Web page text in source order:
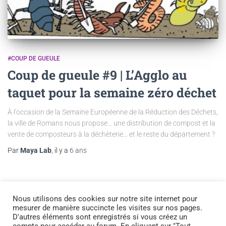
#COUP DE GUEULE
Coup de gueule #9 | L’Agglo au
taquet pour la semaine zéro déchet
À l’occasion de la Semaine Européenne de la Réduction des Déchets,
la ville de Romans nous propose… une distribution de compost et la
vente de composteurs à la déchèterie… et le reste du département ?
Par Maya Lab , il y a 6 ans
Nous utilisons des cookies sur notre site internet pour
mesurer de manière succincte les visites sur nos pages.
D'autres éléments sont enregistrés si vous créez un